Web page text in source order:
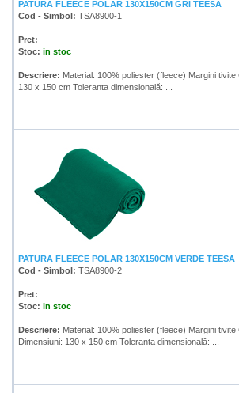
PATURA FLEECE POLAR 130X150CM GRI TEESA
Cod - Simbol: TSA8900-1
Pret:
Stoc: in stoc
Descriere: Material: 100% poliester (fleece) Margini tivite
130 x 150 cm Toleranta dimensională: ...
PATURA FLEECE POLAR 130X150CM VERDE TEESA
Cod - Simbol: TSA8900-2
Pret:
Stoc: in stoc
Descriere: Material: 100% poliester (fleece) Margini
Dimensiuni: 130 x 150 cm Toleranta dimensională: ...